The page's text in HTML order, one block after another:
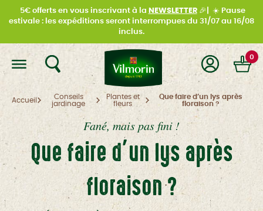
5€ offerts en vous inscrivant à la NEWSLETTER🎉| ☀️ Pause
estivale : les expéditions seront interrompues du 31/07 au 16/08
inclus.
0
Accueil
Conseils
jardinage
Plantes et
fleurs
Que faire d’un lys après
floraison ?
Fané, mais pas fini !
Que faire d’un lys après
floraison ?